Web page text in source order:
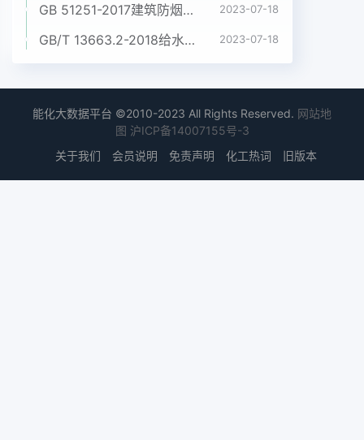
GB 51251-2017建筑防烟排烟系统技术标准 2023-07-18
GB/T 13663.2-2018给水用聚乙烯(PE)管道系统 第2部分:管材 2023-07-18
能化大数据平台 ©2010-2023 All Rights Reserved. 网站地
图 沪ICP备14007155号-3
关于我们
会员说明 免责声明 化工热词 旧版本